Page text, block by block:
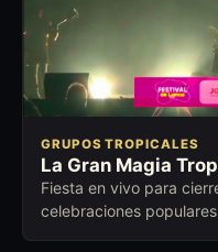
GRUPOS TROPICALES
La Gran Magia
Fiesta en vivo para
celebraciones